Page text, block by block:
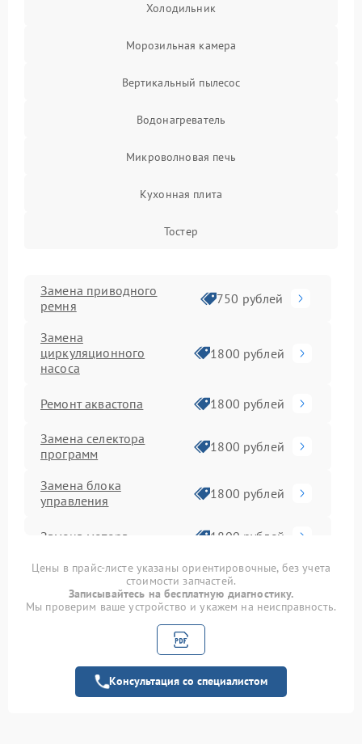
Холодильник
Морозильная камера
Вертикальный пылесос
Водонагреватель
Микроволновая печь
Кухонная плита
Тостер
Замена приводного
ремня
750 рублей
Замена
циркуляционного
насоса
1800 рублей
Ремонт аквастопа 1800 рублей
Замена селектора
программ
1800 рублей
Замена блока
управления
1800 рублей
Замена мотора 1800 рублей
Замена шторок
барабана
1750 рублей
противовеса
1600 рублей
Цены в прайс-листе указаны ориентировочные, без учета
стоимости запчастей.
Записывайтесь на бесплатную диагностику.
Мы проверим ваше устройство и укажем на неисправность.
Консультация со специалистом